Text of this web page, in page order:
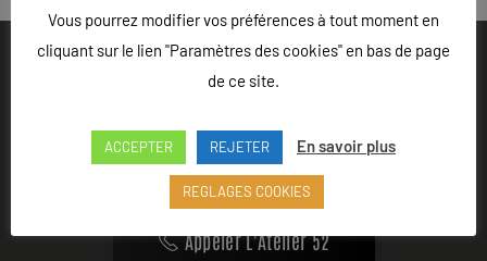
Ouvert du lundi au vendredi de 9h à 18h - Rue Louis Lepître,
Hôtel des entreprises, 52200 LANGRES
Appeler L'Atelier 52
Vous pourrez modifier vos préférences à tout moment en
cliquant sur le lien "Paramètres des cookies" en bas de page
de ce site.
ACCEPTER REJETER En savoir plus
REGLAGES COOKIES